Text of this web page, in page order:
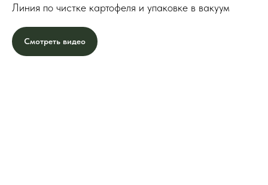
Линия по чистке картофеля и упаковке в вакуум
Смотреть видео